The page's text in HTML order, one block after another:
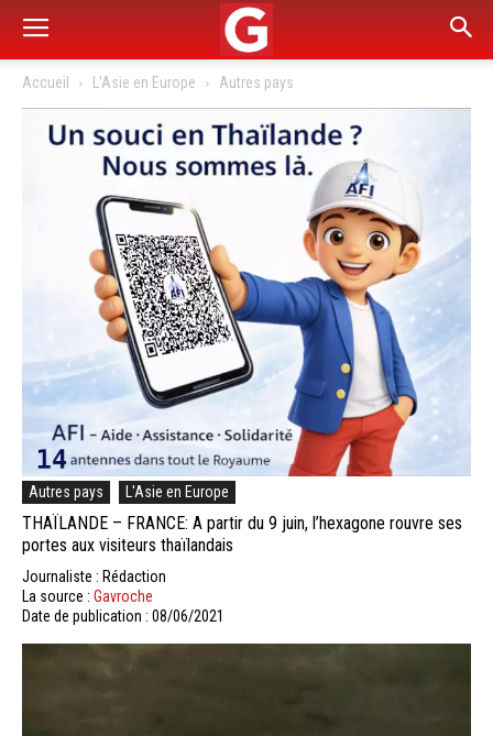
Accueil L'Asie en Europe Autres pays
Autres pays L'Asie en Europe
THAÏLANDE – FRANCE: A partir du 9 juin, l’hexagone rouvre ses
portes aux visiteurs thaïlandais
Journaliste : Rédaction
La source : Gavroche
Date de publication : 08/06/2021